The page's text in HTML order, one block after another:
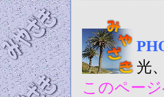
光
このペー